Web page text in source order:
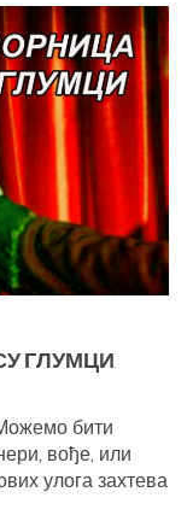
ГЛУМЦИ
бити
вође, или
улога захтева